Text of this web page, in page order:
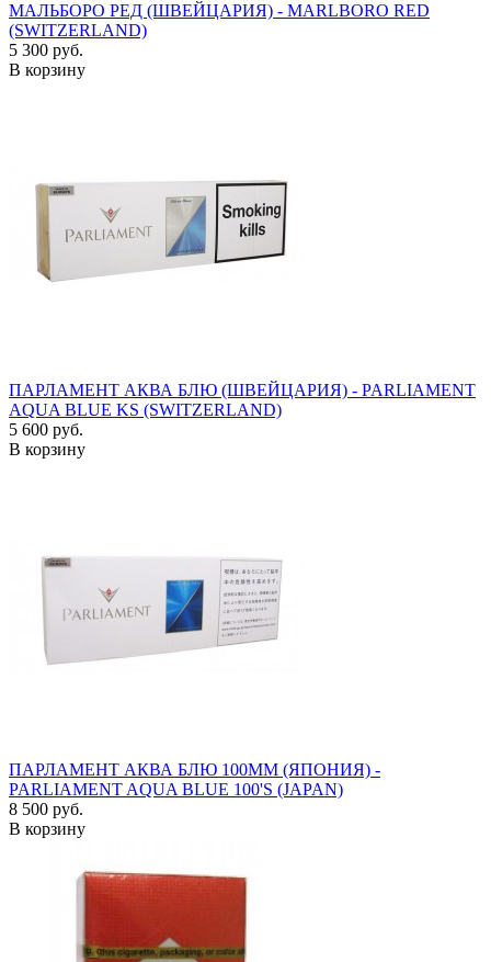
МАЛЬБОРО РЕД (ШВЕЙЦАРИЯ) - MARLBORO RED
(SWITZERLAND)
5 300 руб.
В корзину
ПАРЛАМЕНТ АКВА БЛЮ (ШВЕЙЦАРИЯ) - PARLIAMENT
AQUA BLUE KS (SWITZERLAND)
5 600 руб.
В корзину
ПАРЛАМЕНТ АКВА БЛЮ 100ММ (ЯПОНИЯ) -
PARLIAMENT AQUA BLUE 100'S (JAPAN)
8 500 руб.
В корзину